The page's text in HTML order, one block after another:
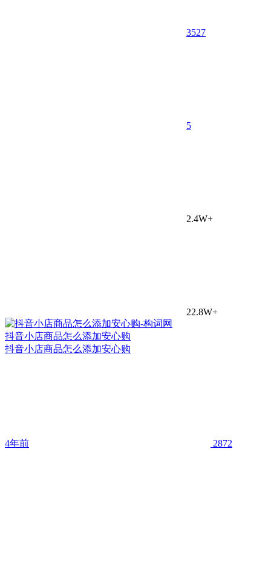
3527
5
2.4W+
22.8W+
抖音小店商品怎么添加安心购
抖音小店商品怎么添加安心购
4年前 2872